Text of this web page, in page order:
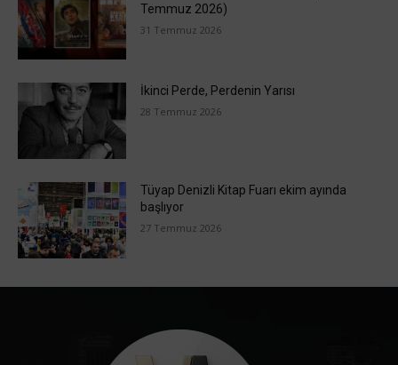
Temmuz 2026)
31 Temmuz 2026
İkinci Perde, Perdenin Yarısı
28 Temmuz 2026
Tüyap Denizli Kitap Fuarı ekim ayında
başlıyor
27 Temmuz 2026